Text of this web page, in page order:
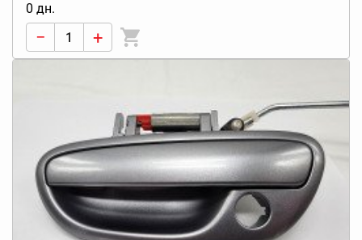
0 дн.
− +